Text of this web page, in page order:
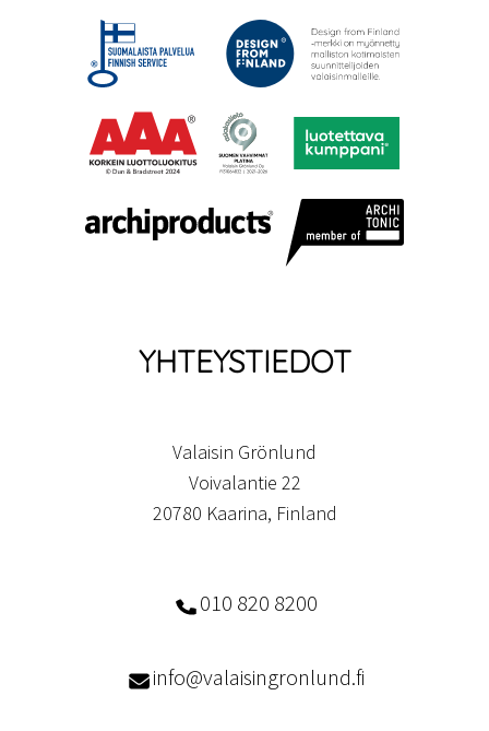
YHTEYSTIEDOT
Valaisin Grönlund
Voivalantie 22
20780 Kaarina, Finland
010 820 8200
info@valaisingronlund.fi